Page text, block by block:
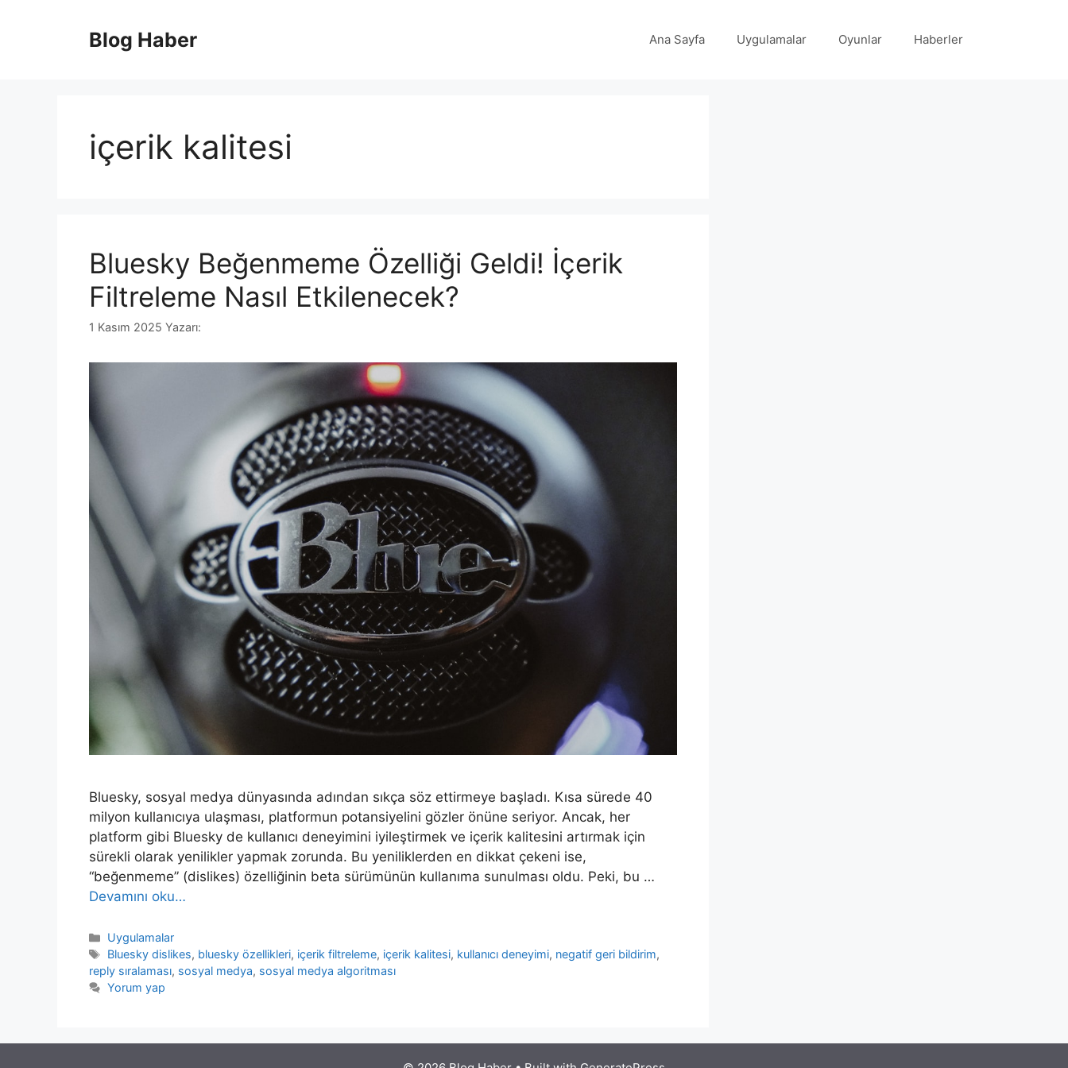
Blog Haber Ana Sayfa Uygulamalar Oyunlar Haberler
içerik kalitesi
Bluesky Beğenmeme Özelliği Geldi! İçerik
Filtreleme Nasıl Etkilenecek?
1 Kasım 2025 Yazarı:
Bluesky, sosyal medya dünyasında adından sıkça söz ettirmeye başladı. Kısa sürede 40
milyon kullanıcıya ulaşması, platformun potansiyelini gözler önüne seriyor. Ancak, her
platform gibi Bluesky de kullanıcı deneyimini iyileştirmek ve içerik kalitesini artırmak için
sürekli olarak yenilikler yapmak zorunda. Bu yeniliklerden en dikkat çekeni ise,
“beğenmeme” (dislikes) özelliğinin beta sürümünün kullanıma sunulması oldu. Peki, bu …
Devamını oku…
Kategoriler
Uygulamalar
Etiketler
Bluesky dislikes, bluesky özellikleri, içerik filtreleme, içerik kalitesi, kullanıcı deneyimi, negatif geri bildirim,
reply sıralaması, sosyal medya, sosyal medya algoritması
Yorum yap